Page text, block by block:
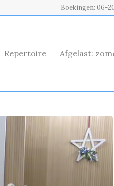
Boekingen: 06-
Repertoire Afgelast: